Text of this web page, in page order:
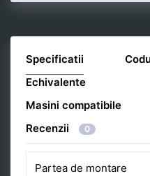
Specificatii
Echivalente
Masini compatibile
Recenzii
0
Partea de montare